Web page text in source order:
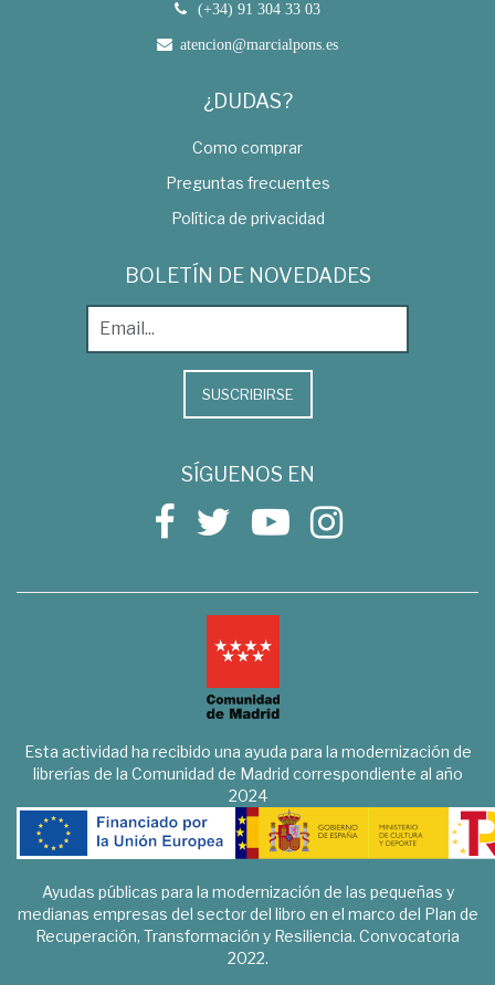
(+34) 91 304 33 03
atencion@marcialpons.es
¿DUDAS?
Como comprar
Preguntas frecuentes
Política de privacidad
BOLETÍN DE NOVEDADES
SUSCRIBIRSE
SÍGUENOS EN
Esta actividad ha recibido una ayuda para la modernización de
librerías de la Comunidad de Madrid correspondiente al año
2024
Ayudas públicas para la modernización de las pequeñas y
medianas empresas del sector del libro en el marco del Plan de
Recuperación, Transformación y Resiliencia. Convocatoria
2022.